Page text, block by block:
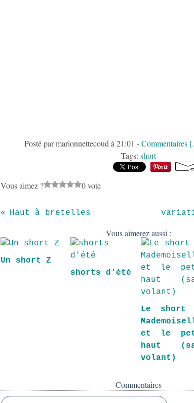
Posté par marionnettecoud à 21:01 -Commentaires [
Tags: short
Vous aimez ? 0 vote
Haut à bretelles
Vous aimerez aussi :
Un short Z
shorts d'été
Le short
et le
haut
volant)
Commentaires